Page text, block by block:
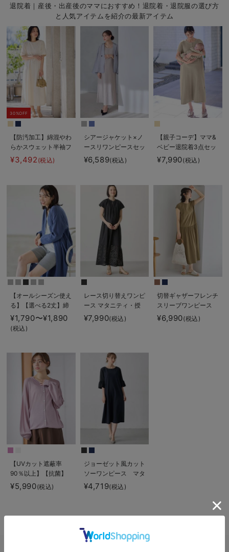
退院着｜産後・出産後のママにおすすめ！退院着・退院服の選び方
と人気アイテムを紹介の最新アイテム
30%OFF
【防汚加工】綿混やわ
らかスウェット半袖フ
レアワンピース マタ
ニティ・産後【出産後
¥3,492 (税込)
シアージャケット×ノ
ースリワンピースセッ
ト マタニティ・産後
【産後も長く着れる】
ズマダム）
¥6,589(税込)
【親子コーデ】ママ&
ベビー退院着3点セッ
ト 出産準備 ギフ
ト マタニティ・産後
る】
¥7,990(税込)
【オールシーズン使え
る】【選べる2丈】締
め付けない綿混リブス
トレートレギンス【産
¥1,790〜¥1,890
(税込)
レース切り替えワンピ
ース マタニティ・授
乳服 【出産後も長く
使える】
¥7,990(税込)
切替ギャザーフレンチ
スリーブワンピース
マタニティ・授乳服
【産後も長く着られ
¥6,990(税込)
【UVカット遮蔽率
90％以上】【抗菌】
【接触冷感】前後２
WAYカーディガン
¥5,990(税込)
ジョーゼット風カット
ソーワンピース マタ
ニティ・産後授乳【出
産後も長く使える】
¥4,719(税込)